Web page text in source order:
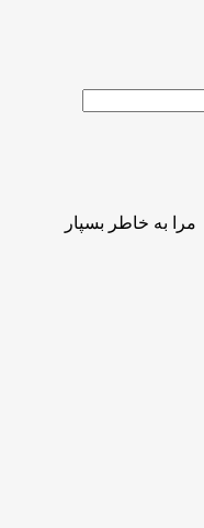
مرا به خاطر بسپار